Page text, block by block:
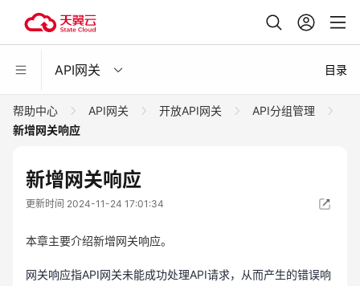
API网关 目录
帮助中心 API网关 开放API网关
API分组管理
新增网关响应
新增网关响应
更新时间 2024-11-24 17:01:34
本章主要介绍新增网关响应。
网关响应指API网关未能成功处理API请求，从而产生的错误响